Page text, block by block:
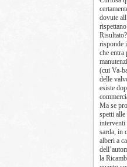
dovute
risponde
che entra
(cui Va-
delle
esiste
Ma se
spetti
interventi
sarda, in
alberi a
la